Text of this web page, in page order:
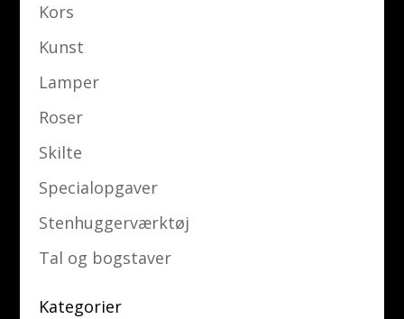
Kors
Kunst
Lamper
Roser
Skilte
Specialopgaver
Stenhuggerværktøj
Tal og bogstaver
Kategorier